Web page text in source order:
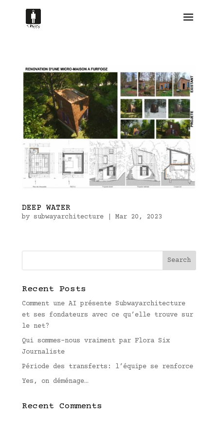
DEEP WATER
by subwayarchitecture| Mar 20, 2023
Recent Posts
Comment une AI présente Subwayarchitecture
et ses fondateurs avec ce qu’elle trouve sur
le net?
Qui sommes-nous vraiment par Flora Six
Journaliste
Période des transferts: l’équipe se renforce
Yes, on déménage…
Recent Comments